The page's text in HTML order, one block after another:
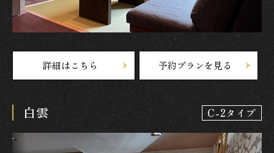
詳細はこちら 予約プランを見る
白雲 C-2タイプ